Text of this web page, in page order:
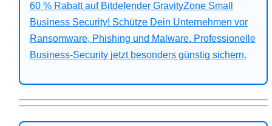
60 % Rabatt auf Bitdefender GravityZone Small
Business Security! Schütze Dein Unternehmen vor
Ransomware, Phishing und Malware. Professionelle
Business-Security jetzt besonders günstig sichern.